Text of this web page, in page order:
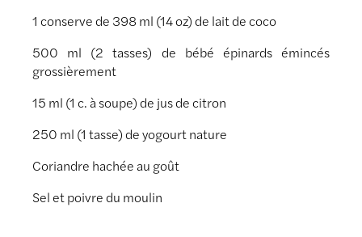
1 conserve de 398 ml (14 oz) de lait de coco
500 ml (2 tasses) de bébé épinards émincés
grossièrement
15 ml (1 c. à soupe) de jus de citron
250 ml (1 tasse) de yogourt nature
Coriandre hachée au goût
Sel et poivre du moulin